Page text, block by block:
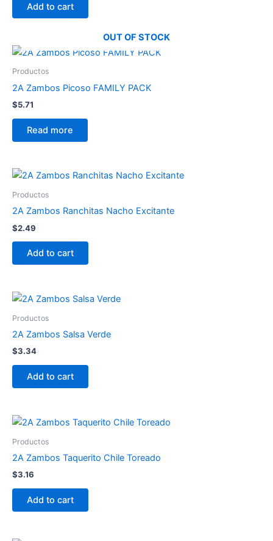
Add to cart
OUT OF STOCK
Productos
2A Zambos Picoso FAMILY PACK
$5.71
Read more
Productos
2A Zambos Ranchitas Nacho Excitante
$2.49
Add to cart
Productos
2A Zambos Salsa Verde
$3.34
Add to cart
Productos
2A Zambos Taquerito Chile Toreado
$3.16
Add to cart